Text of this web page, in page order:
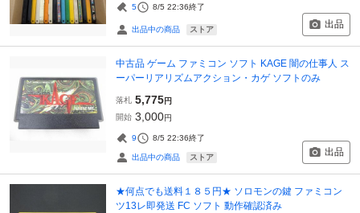
5 8/5 22:36終了
出品中の商品 ストア 出品
中古品 ゲーム ファミコン ソフト KAGE 闇の仕事人 ス
ーパーリアリズムアクション・カゲ ソフトのみ
落札 5,775円
開始 3,000円
9 8/5 22:36終了
出品中の商品 ストア 出品
★何点でも送料１８５円★ ソロモンの鍵 ファミコン
ツ13レ即発送 FC ソフト 動作確認済み